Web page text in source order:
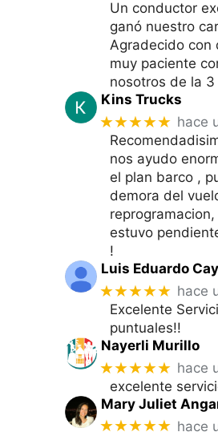
Un conductor
ganó nuestro
Agradecido con
muy paciente
nosotros de la
Kins Trucks
★★★★★ hace
nos ayudo
el plan barco ,
demora del
estuvo
!
Luis Eduardo
★★★★★ hace
Excelente
puntuales!!
Nayerli Murillo
★★★★★ hace
excelente
Mary Juliet
★★★★★ hace